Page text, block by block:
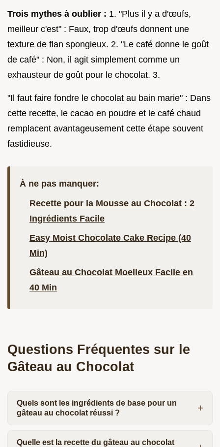
Trois mythes à oublier : 1. "Plus il y a d'œufs,
meilleur c'est" : Faux, trop d'œufs donnent une
texture de flan spongieux. 2. "Le café donne le goût
de café" : Non, il agit simplement comme un
exhausteur de goût pour le chocolat. 3.
"Il faut faire fondre le chocolat au bain marie" : Dans
cette recette, le cacao en poudre et le café chaud
remplacent avantageusement cette étape souvent
fastidieuse.
À ne pas manquer:
Recette pour la Mousse au Chocolat : 2
Ingrédients Facile
Easy Moist Chocolate Cake Recipe (40
Min)
Gâteau au Chocolat Moelleux Facile en
40 Min
Questions Fréquentes sur le
Gâteau au Chocolat
Quels sont les ingrédients de base pour un
gâteau au chocolat réussi ?
Quelle est la recette du gâteau au chocolat